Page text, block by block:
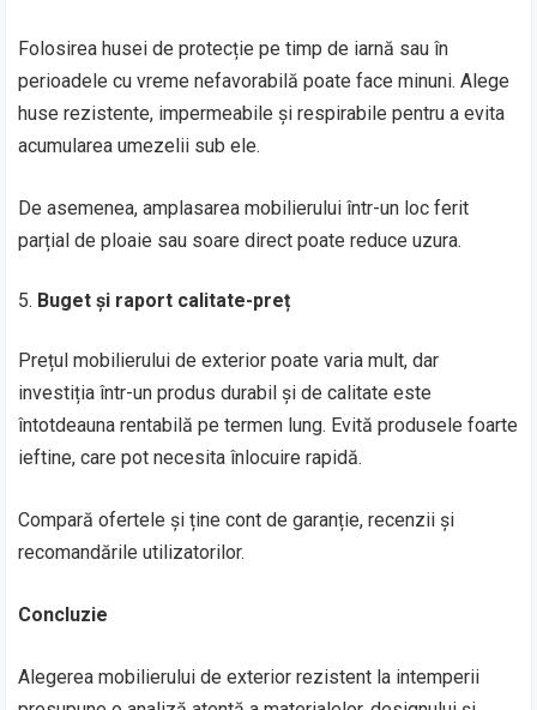
Folosirea husei de protecție pe timp de iarnă sau în
perioadele cu vreme nefavorabilă poate face minuni. Alege
huse rezistente, impermeabile și respirabile pentru a evita
acumularea umezelii sub ele.
De asemenea, amplasarea mobilierului într-un loc ferit
parțial de ploaie sau soare direct poate reduce uzura.
Buget și raport calitate-preț
Prețul mobilierului de exterior poate varia mult, dar
investiția într-un produs durabil și de calitate este
întotdeauna rentabilă pe termen lung. Evită produsele foarte
ieftine, care pot necesita înlocuire rapidă.
Compară ofertele și ține cont de garanție, recenzii și
recomandările utilizatorilor.
Concluzie
Alegerea mobilierului de exterior rezistent la intemperii